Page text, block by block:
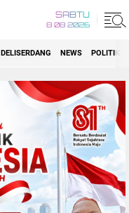
SABTU
8 08 2026
DELISERDANG NEWS POLITIK